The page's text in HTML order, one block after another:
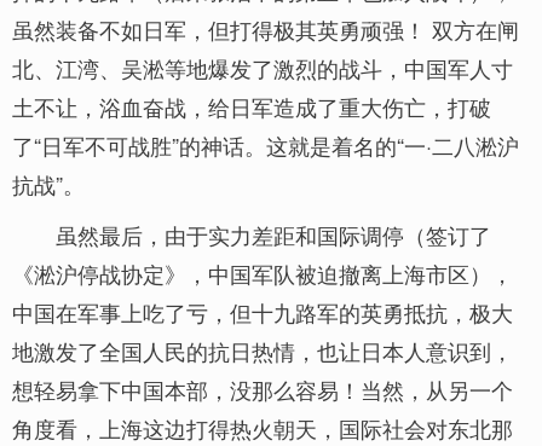
虽然装备不如日军，但打得极其英勇顽强！ 双方在闸
北、江湾、吴淞等地爆发了激烈的战斗，中国军人寸
土不让，浴血奋战，给日军造成了重大伤亡，打破
了“日军不可战胜”的神话。这就是着名的“一·二八淞沪
抗战”。
虽然最后，由于实力差距和国际调停（签订了
《淞沪停战协定》，中国军队被迫撤离上海市区），
中国在军事上吃了亏，但十九路军的英勇抵抗，极大
地激发了全国人民的抗日热情，也让日本人意识到，
想轻易拿下中国本部，没那么容易！当然，从另一个
角度看，上海这边打得热火朝天，国际社会对东北那